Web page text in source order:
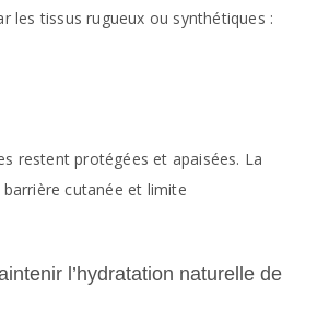
les tissus rugueux ou synthétiques :
restent protégées et apaisées. La
cutanée et limite
l’hydratation naturelle de